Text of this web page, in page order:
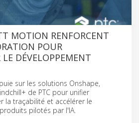
MOTION RENFORCENT
POUR
DÉVELOPPEMENT
sur les solutions Onshape,
de PTC pour unifier
la traçabilité et accélérer le
pilotés par l'IA.